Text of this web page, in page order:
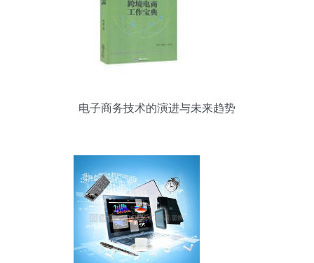
电子商务技术的演进与未来趋势